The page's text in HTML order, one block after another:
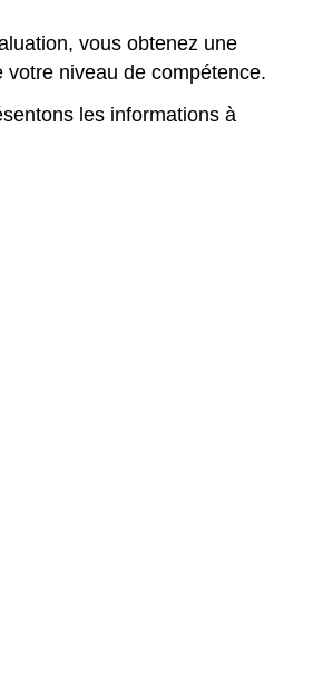
vous obtenez une
votre niveau de compétence.
les informations à